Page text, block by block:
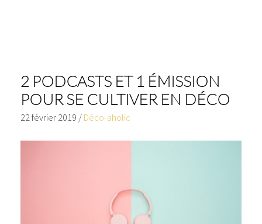
2 PODCASTS ET 1 ÉMISSION
POUR SE CULTIVER EN DÉCO
22 février 2019 / Déco-aholic